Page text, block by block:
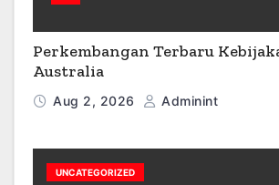
Perkembangan Terbaru
Australia
Aug 2, 2026 Adminint
UNCATEGORIZED